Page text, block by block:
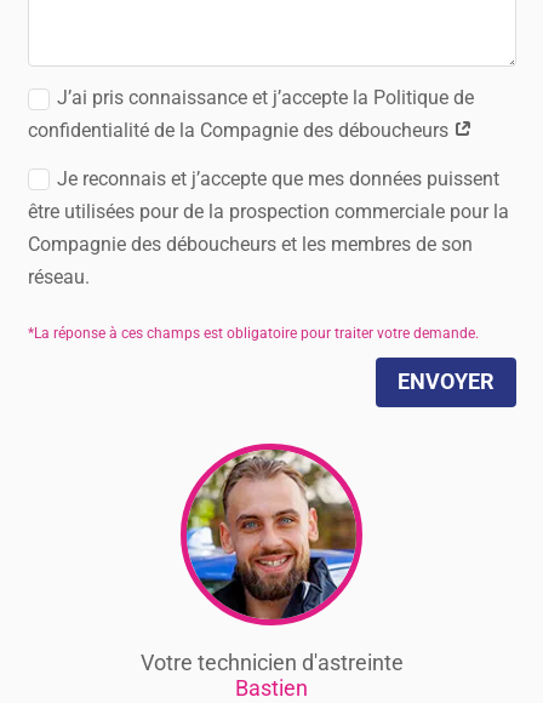
J’ai pris connaissance et j’accepte la Politique de
confidentialité de la Compagnie des déboucheurs
Je reconnais et j’accepte que mes données puissent
être utilisées pour de la prospection commerciale pour la
Compagnie des déboucheurs et les membres de son
réseau.
ENVOYER
Votre technicien d'astreinte
Bastien